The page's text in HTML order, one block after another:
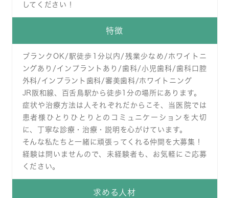
してください！
特徴
ブランクOK/駅徒歩1分以内/残業少なめ/ホワイトニ
ングあり/インプラントあり/歯科/小児歯科/歯科口腔
外科/インプラント歯科/審美歯科/ホワイトニング
JR阪和線、百舌鳥駅から徒歩1分の場所にあります。
症状や治療方法は人それぞれだからこそ、当医院では
患者様ひとりひとりとのコミュニケーションを大切
に、丁寧な診療・治療・説明を心がけています。
そんな私たちと一緒に頑張ってくれる仲間を大募集！
経験は問いませんので、未経験者も、お気軽にご応募
ください。
求める人材